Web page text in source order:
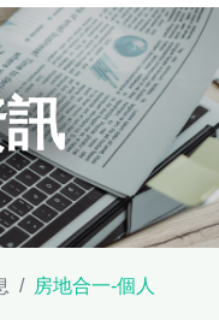
房地合一-個人